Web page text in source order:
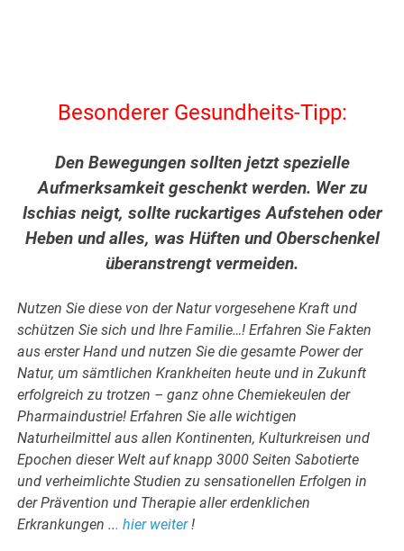
Besonderer Gesundheits-Tipp:
Den Bewegungen sollten jetzt spezielle
Aufmerksamkeit geschenkt werden. Wer zu
Ischias neigt, sollte ruckartiges Aufstehen oder
Heben und alles, was Hüften und Oberschenkel
überanstrengt vermeiden.
Nutzen Sie diese von der Natur vorgesehene Kraft und
schützen Sie sich und Ihre Familie…! Erfahren Sie Fakten
aus erster Hand und nutzen Sie die gesamte Power der
Natur, um sämtlichen Krankheiten heute und in Zukunft
erfolgreich zu trotzen – ganz ohne Chemiekeulen der
Pharmaindustrie! Erfahren Sie alle wichtigen
Naturheilmittel aus allen Kontinenten, Kulturkreisen und
Epochen dieser Welt auf knapp 3000 Seiten Sabotierte
und verheimlichte Studien zu sensationellen Erfolgen in
der Prävention und Therapie aller erdenklichen
Erkrankungen ... hier weiter!